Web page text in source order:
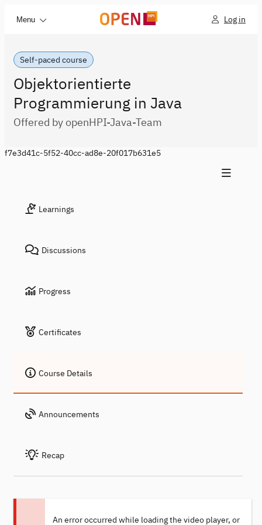
Menu Log in
Self-paced course
Objektorientierte
Programmierung in Java
Offered by openHPI-Java-Team
f7e3d41c-5f52-40cc-ad8e-20f017b631e5
Learnings
Discussions
Progress
Certificates
Course Details
Announcements
Recap
An error occurred while loading the video player, or